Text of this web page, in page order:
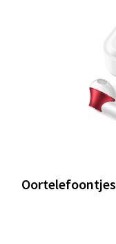
Oortelefoontjes